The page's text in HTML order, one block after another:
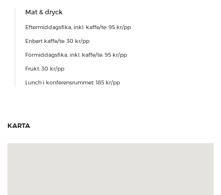
har den senaste tekniken och är klimatstyrda för
bästa ventilation och arbetsmiljö. Vår kontorsvärd tar
emot dig och dina mötesdeltagare och ser till att ditt
ordnar med all service kring ditt möte som tex kaffe,
fikabröd, frukt eller bokning av lunch. Rummet är
pennor och anteckningsblock. Wifi ingår.
Standard avbokningspolicy
Mat & dryck
Eftermiddagsfika, inkl. kaffe/te: 95 kr/pp
Enbart kaffe/te: 30 kr/pp
Förmiddagsfika, inkl. kaffe/te: 95 kr/pp
Frukt: 30 kr/pp
Lunch i konferensrummet: 185 kr/pp
KARTA